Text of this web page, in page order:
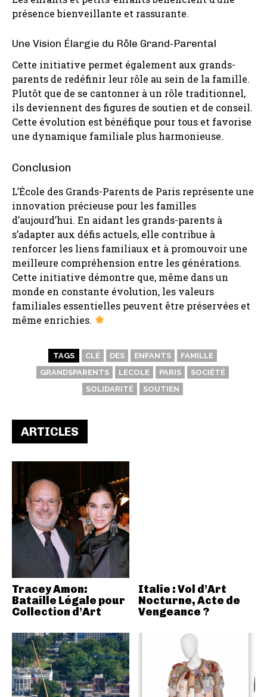
présence bienveillante et rassurante.
Une Vision Élargie du Rôle Grand-Parental
Cette initiative permet également aux grands-
parents de redéfinir leur rôle au sein de la famille.
Plutôt que de se cantonner à un rôle traditionnel,
ils deviennent des figures de soutien et de conseil.
Cette évolution est bénéfique pour tous et favorise
une dynamique familiale plus harmonieuse.
Conclusion
L’École des Grands-Parents de Paris représente une
innovation précieuse pour les familles
d’aujourd’hui. En aidant les grands-parents à
s’adapter aux défis actuels, elle contribue à
renforcer les liens familiaux et à promouvoir une
meilleure compréhension entre les générations.
Cette initiative démontre que, même dans un
monde en constante évolution, les valeurs
familiales essentielles peuvent être préservées et
même enrichies.
TAGS CLÉ DES ENFANTS
FAMILLE
GRANDSPARENTS
LECOLE PARIS
SOCIÉTÉ
SOLIDARITÉ
SOUTIEN
ARTICLES
Tracey Amon:
Bataille Légale pour
Collection d’Art
Italie : Vol d’Art
Nocturne, Acte de
Vengeance ?